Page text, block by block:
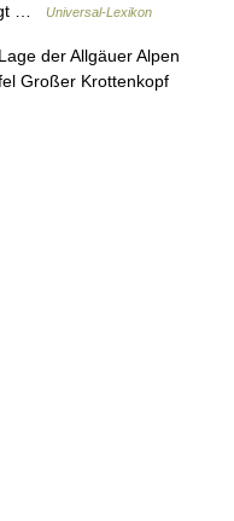
…
Universal-Lexikon
der Allgäuer Alpen
Großer Krottenkopf